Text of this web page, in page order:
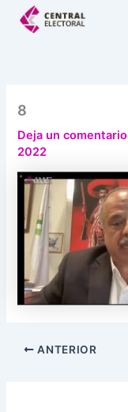
8
Deja un comentario
2022
ANTERIOR